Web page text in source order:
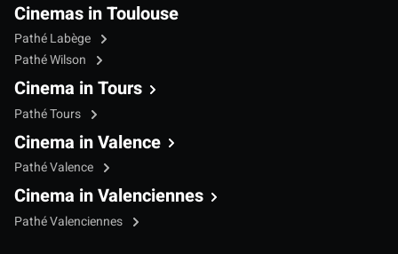
Cinemas in Toulouse
Pathé Labège
Pathé Wilson
Cinema in Tours
Pathé Tours
Cinema in Valence
Pathé Valence
Cinema in Valenciennes
Pathé Valenciennes